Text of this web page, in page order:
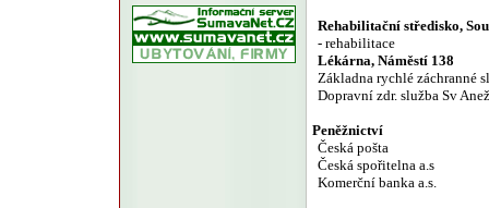
Rehabilitační středisko,
- rehabilitace
Lékárna, Náměstí 138
Základna rychlé záchranné
Dopravní zdr. služba Sv
Peněžnictví
Česká pošta
Česká spořitelna a.s
Komerční banka a.s.